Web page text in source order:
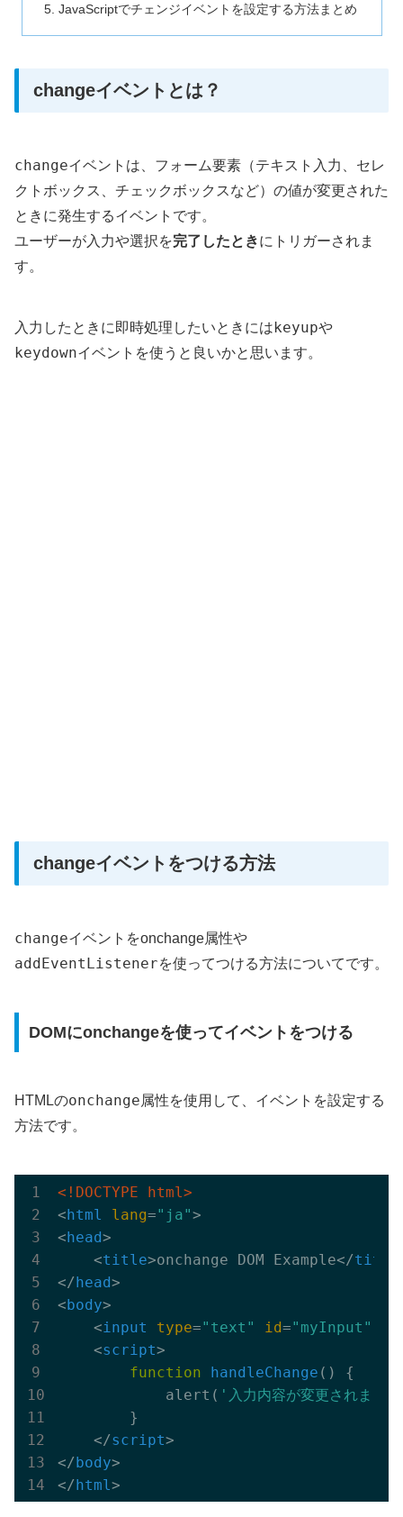
JavaScriptでチェンジイベントを設定する方法まとめ
changeイベントとは？
changeイベントは、フォーム要素（テキスト入力、セレ
クトボックス、チェックボックスなど）の値が変更された
ときに発生するイベントです。
ユーザーが入力や選択を完了したときにトリガーされま
す。
入力したときに即時処理したいときには keyupや
keydownイベントを使うと良いかと思います。
changeイベントをつける方法
changeイベントをonchange属性や
addEventListenerを使ってつける方法についてです。
DOMにonchangeを使ってイベントをつける
HTMLのonchange属性を使用して、イベントを設定する
方法です。
<!DOCTYPE html>
<html lang="ja">
<head>
<title>onchange DOM Example</title
</head>
<body>
<input type="text" id="myInput"
<script>
function
handleChange ()
{
            alert(
'入力内容が変更されまし
        }
</script>
</body>
</html >